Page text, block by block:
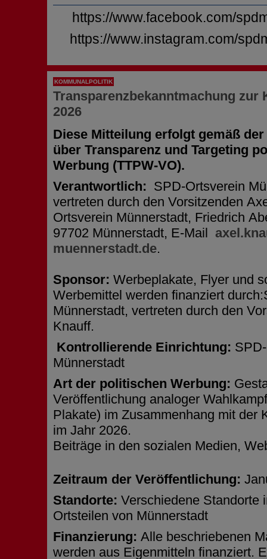
https://www.facebook.com/
https://www.instagram.com/
KOMMUNALPOLITIK
Transparenzbekanntmachung zur
2026
Diese Mitteilung erfolgt gemäß
über Transparenz und Targeting
Werbung (TTPW-VO).
Verantwortlich: SPD-Ortsverein
vertreten durch den Vorsitzenden
Ortsverein Münnerstadt, Friedrich
97702 Münnerstadt, E-Mail
muennerstadt.de.
Sponsor: Werbeplakate, Flyer und
Werbemittel werden finanziert
Münnerstadt, vertreten durch den
Knauff.
Kontrollierende Einrichtung:
Münnerstadt
Art der politischen Werbung:
Veröffentlichung analoger
Plakate) im Zusammenhang mit der
im Jahr 2026.
Beiträge in den sozialen Medien,
Zeitraum der Veröffentlichung:
Standorte: Verschiedene Standorte
Ortsteilen von Münnerstadt
Finanzierung: Alle beschriebenen
werden aus Eigenmitteln finanziert.